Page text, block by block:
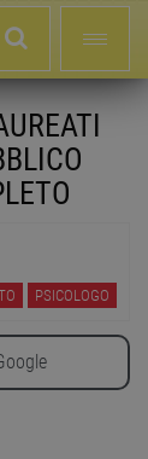
PSICOLOGO